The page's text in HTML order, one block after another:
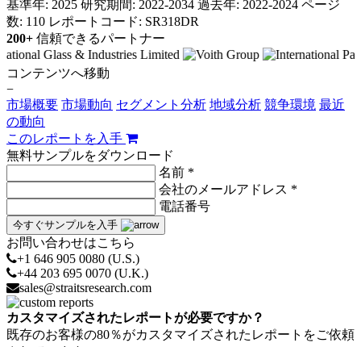
基準年: 2025 研究期間: 2022-2034 過去年: 2022-2024 ページ
数: 110 レポートコード: SR318DR
200+ 信頼できるパートナー
コンテンツへ移動
−
市場概要 市場動向 セグメント分析 地域分析 競争環境 最近
の動向
このレポートを入手
無料サンプルをダウンロード
名前 *
会社のメールアドレス *
電話番号
今すぐサンプルを入手
お問い合わせはこちら
+1 646 905 0080 (U.S.)
+44 203 695 0070 (U.K.)
sales@straitsresearch.com
カスタマイズされたレポートが必要ですか？
既存のお客様の80％がカスタマイズされたレポートをご依頼